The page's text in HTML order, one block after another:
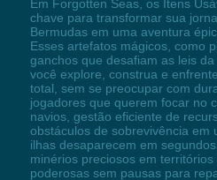
Em Forgotten Seas, os Itens
chave para transformar sua
Bermudas em uma aventura
Esses artefatos mágicos, como
ganchos que desafiam as leis
você explore, construa e
total, sem se preocupar com
jogadores que querem focar no
navios, gestão eficiente de
obstáculos de sobrevivência em
ilhas desaparecem em
minérios preciosos em
poderosas sem pausas para